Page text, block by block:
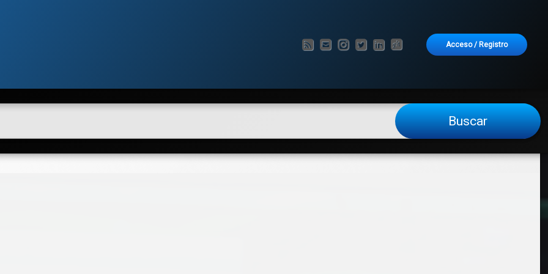
RSSCorreo electrónico
Instagram
TwitterLinkedIn
GitHub Acceso/ Registro